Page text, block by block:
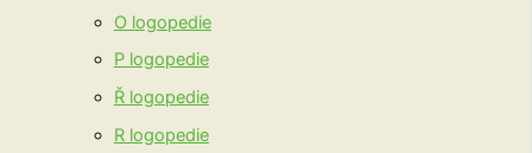
O logopedie
P logopedie
Ř logopedie
R logopedie